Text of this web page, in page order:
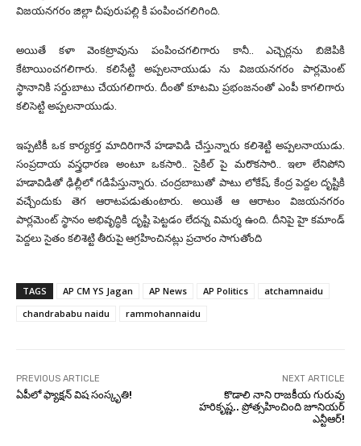
విజయనగరం జిల్లా చీపురుపల్లి కి పంపించగలిగింది.
అయితే కళా వెంకట్రావును పంపించగలిగారు కానీ.. ఎచ్చెర్లను బిజెపికి
కేటాయించగలిగారు. కలిసేట్టి అప్పలనాయుడు ను విజయనగరం పార్లమెంట్
స్థానానికి సర్దుబాటు చేయగలిగారు. దీంతో కూటమి ప్రభంజనంతో ఎంపీ కాగలిగారు
కలిసెట్టి అప్పలనాయుడు.
ఇప్పటికీ ఒక కార్యకర్త మాదిరిగానే హడావిడి చేస్తున్నారు కలిశెట్టి అప్పలనాయుడు.
సంప్రదాయ వస్త్రధారణ అంటూ ఒకసారి.. సైకిల్ పై మరొకసారి.. ఇలా లేనిపోని
హడావిడితో ఢిల్లీలో గడిపేస్తున్నారు. చంద్రబాబుతో పాటు లోకేష్, కేంద్ర పెద్దల దృష్టికి
వచ్చేందుకు తెగ ఆరాటపడుతుంటారు. అయితే ఆ ఆరాటం విజయనగరం
పార్లమెంట్ స్థానం అభివృద్ధికి దృష్టి పెట్టడం లేదన్న విమర్శ ఉంది. దీనిపై హై కమాండ్
పెద్దలు సైతం కలిశెట్టి తీరుపై ఆగ్రహించినట్లు ప్రచారం సాగుతోంది
TAGS AP CM YS Jagan AP News AP Politics
atchamnaidu
chandrababu naidu
rammohannaidu
PREVIOUS ARTICLE
ఏపీలో ఫ్యాక్షన్ విష సంస్కృతి!
NEXT ARTICLE
కొడాలి నాని రాజకీయ గురువు
హరికృష్ణ.. ప్రోత్సహించింది జూనియర్
ఎన్టీఆర్!